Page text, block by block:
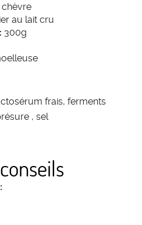
chèvre
au lait cru
300g
frais, ferments
, sel